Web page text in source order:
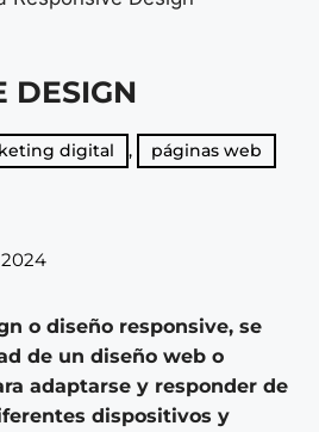
DESIGN
digital , páginas web
o diseño responsive, se
de un diseño web o
adaptarse y responder de
dispositivos y